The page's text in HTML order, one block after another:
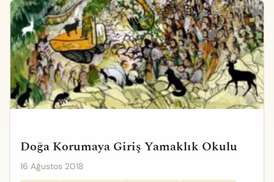
Doğa Korumaya Giriş Yamaklık Okulu
16 Ağustos 2018